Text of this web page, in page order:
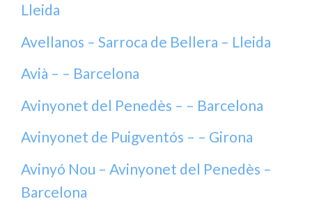
Lleida
Avellanos – Sarroca de Bellera – Lleida
Avià – – Barcelona
Avinyonet del Penedès – – Barcelona
Avinyonet de Puigventós – – Girona
Avinyó Nou – Avinyonet del Penedès –
Barcelona